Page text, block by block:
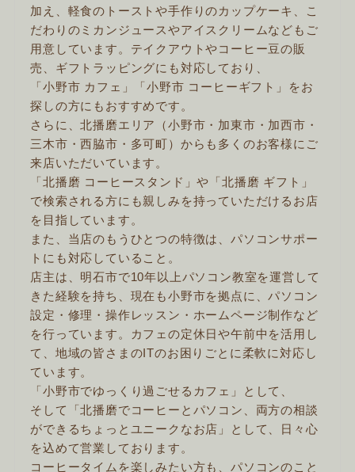
加え、軽食のトーストや手作りのカップケーキ、こ
だわりのミカンジュースやアイスクリームなどもご
用意しています。テイクアウトやコーヒー豆の販
売、ギフトラッピングにも対応しており、
「小野市 カフェ」「小野市 コーヒーギフト」をお
探しの方にもおすすめです。
さらに、北播磨エリア（小野市・加東市・加西市・
三木市・西脇市・多可町）からも多くのお客様にご
来店いただいています。
「北播磨 コーヒースタンド」や「北播磨 ギフト」
で検索される方にも親しみを持っていただけるお店
を目指しています。
また、当店のもうひとつの特徴は、パソコンサポー
トにも対応していること。
店主は、明石市で10年以上パソコン教室を運営して
きた経験を持ち、現在も小野市を拠点に、パソコン
設定・修理・操作レッスン・ホームページ制作など
を行っています。カフェの定休日や午前中を活用し
て、地域の皆さまのITのお困りごとに柔軟に対応し
ています。
「小野市でゆっくり過ごせるカフェ」として、
そして「北播磨でコーヒーとパソコン、両方の相談
ができるちょっとユニークなお店」として、日々心
を込めて営業しております。
コーヒータイムを楽しみたい方も、パソコンのこと